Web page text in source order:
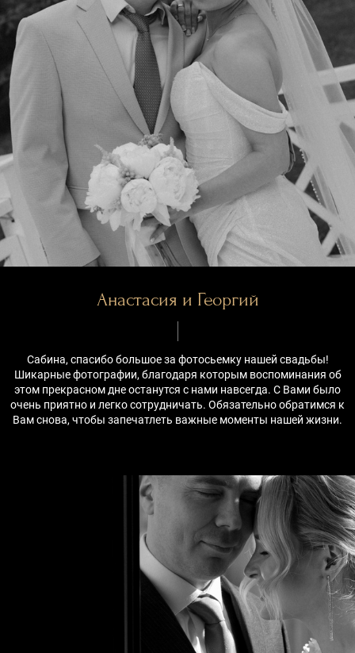
Анастасия и Георгий
Сабина, спасибо большое за фотосьемку нашей свадьбы!
Шикарные фотографии, благодаря которым воспоминания об
этом прекрасном дне останутся с нами навсегда. С Вами было
очень приятно и легко сотрудничать. Обязательно обратимся к
Вам снова, чтобы запечатлеть важные моменты нашей жизни.